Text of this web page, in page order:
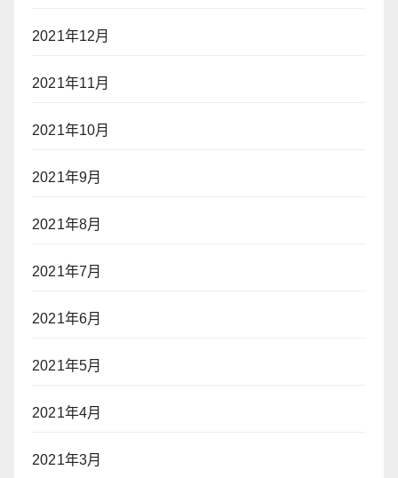
2021年12月
2021年11月
2021年10月
2021年9月
2021年8月
2021年7月
2021年6月
2021年5月
2021年4月
2021年3月